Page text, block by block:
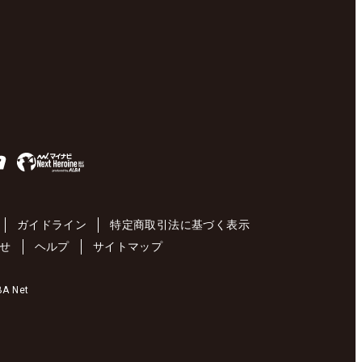
ガイドライン
特定商取引法に基づく表示
ヘルプ サイトマップ
Net